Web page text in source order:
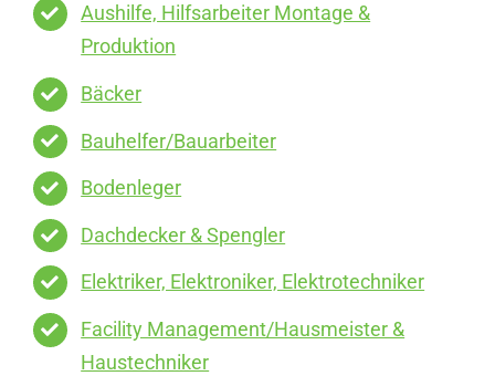
Aushilfe, Hilfsarbeiter Montage &
Produktion
Bäcker
Bauhelfer/Bauarbeiter
Bodenleger
Dachdecker & Spengler
Elektriker, Elektroniker, Elektrotechniker
Facility Management/Hausmeister &
Haustechniker